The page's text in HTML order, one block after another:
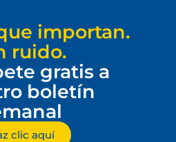
importan.
ruido.
gratis a
boletín
clic aquí